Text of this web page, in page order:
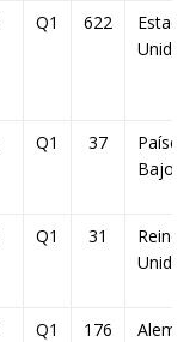
Q1 622
Unidos
Q1 37
Países
Bajos
Q1 31
Reino
Unido
Q1 176